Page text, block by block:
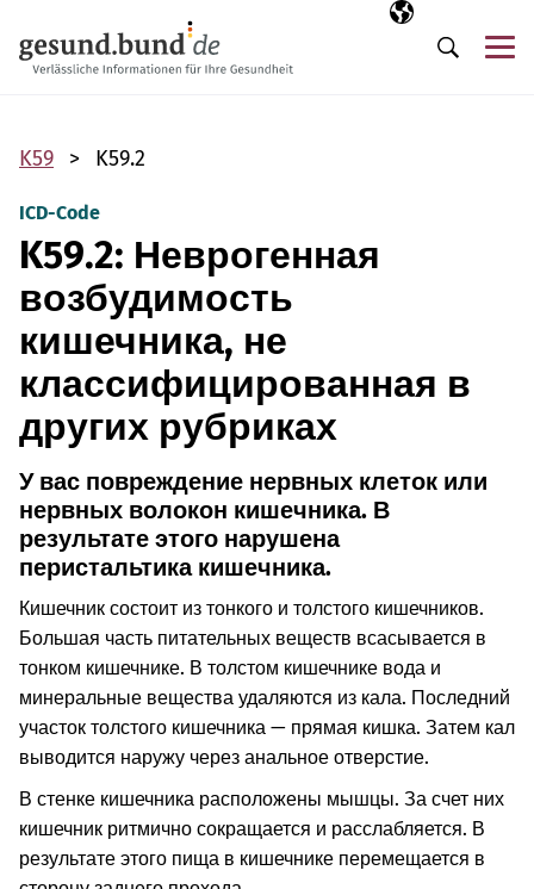
Выбранный
RU
Поиск
K59 K59.2
ICD-Code
K59.2: Неврогенная
возбудимость
кишечника, не
классифицированная в
других рубриках
У вас повреждение нервных клеток или
нервных волокон кишечника. В
результате этого нарушена
перистальтика кишечника.
Кишечник состоит из тонкого и толстого кишечников.
Большая часть питательных веществ всасывается в
тонком кишечнике. В толстом кишечнике вода и
минеральные вещества удаляются из кала. Последний
участок толстого кишечника — прямая кишка. Затем кал
выводится наружу через анальное отверстие.
В стенке кишечника расположены мышцы. За счет них
кишечник ритмично сокращается и расслабляется. В
результате этого пища в кишечнике перемещается в